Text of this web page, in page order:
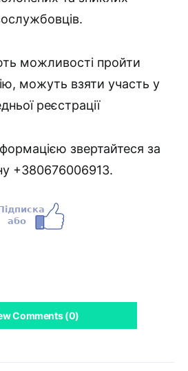
можливості пройти
можуть взяти участь у
реєстрації
звертайтеся за
+380676006913.
Comments (0)